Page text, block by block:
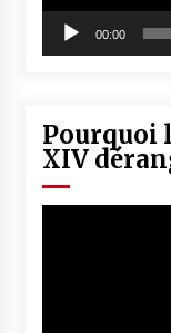
00:00
Pourquoi
XIV